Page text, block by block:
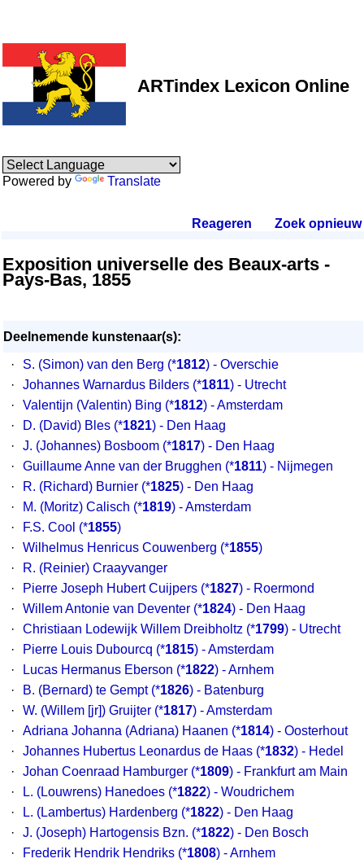
ARTindex Lexicon Online
Powered by Translate
Reageren Zoek opnieuw.
Exposition universelle des Beaux-arts -
Pays-Bas, 1855
Deelnemende kunstenaar(s):
·
S. (Simon) van den Berg (*1812) - Overschie
·
Johannes Warnardus Bilders (*1811) - Utrecht
·
Valentijn (Valentin) Bing (*1812) - Amsterdam
·
D. (David) Bles (*1821) - Den Haag
·
J. (Johannes) Bosboom (*1817) - Den Haag
·
Guillaume Anne van der Brugghen (*1811) - Nijmegen
·
R. (Richard) Burnier (*1825) - Den Haag
·
M. (Moritz) Calisch (*1819) - Amsterdam
·
F.S. Cool (*1855)
·
Wilhelmus Henricus Couwenberg (*1855)
·
R. (Reinier) Craayvanger
·
Pierre Joseph Hubert Cuijpers (*1827) - Roermond
·
Willem Antonie van Deventer (*1824) - Den Haag
·
Christiaan Lodewijk Willem Dreibholtz (*1799) - Utrecht
·
Pierre Louis Dubourcq (*1815) - Amsterdam
·
Lucas Hermanus Eberson (*1822) - Arnhem
·
B. (Bernard) te Gempt (*1826) - Batenburg
·
W. (Willem [jr]) Gruijter (*1817) - Amsterdam
·
Adriana Johanna (Adriana) Haanen (*1814) - Oosterhout
·
Johannes Hubertus Leonardus de Haas (*1832) - Hedel
·
Johan Coenraad Hamburger (*1809) - Frankfurt am Main
·
L. (Louwrens) Hanedoes (*1822) - Woudrichem
·
L. (Lambertus) Hardenberg (*1822) - Den Haag
·
J. (Joseph) Hartogensis Bzn. (*1822) - Den Bosch
·
Frederik Hendrik Hendriks (*1808) - Arnhem